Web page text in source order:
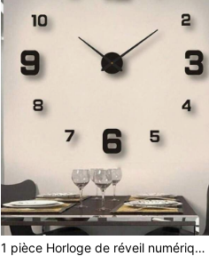
1 pièce Horloge de réveil numérique minimaliste et silencieuse, convient pour la décoration de la maison, le bureau, la chambre, l'école, les vacances, les cadeaux, les anniversaires, les remises de diplômes, les dortoirs, la rentrée scolaire